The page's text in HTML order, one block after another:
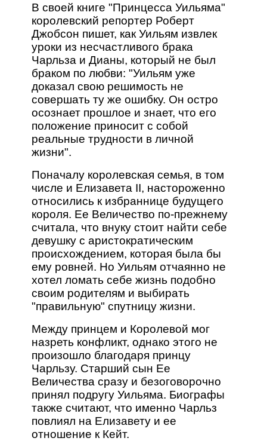
В своей книге "Принцесса Уильяма"
королевский репортер Роберт
Джобсон пишет, как Уильям извлек
уроки из несчастливого брака
Чарльза и Дианы, который не был
браком по любви: "Уильям уже
доказал свою решимость не
совершать ту же ошибку. Он остро
осознает прошлое и знает, что его
положение приносит с собой
реальные трудности в личной
жизни".
Поначалу королевская семья, в том
числе и Елизавета II, настороженно
относились к избраннице будущего
короля. Ее Величество по-прежнему
считала, что внуку стоит найти себе
девушку с аристократическим
происхождением, которая была бы
ему ровней. Но Уильям отчаянно не
хотел ломать себе жизнь подобно
своим родителям и выбирать
"правильную" спутницу жизни.
Между принцем и Королевой мог
назреть конфликт, однако этого не
произошло благодаря принцу
Чарльзу. Старший сын Ее
Величества сразу и безоговорочно
принял подругу Уильяма. Биографы
также считают, что именно Чарльз
повлиял на Елизавету и ее
отношение к Кейт.